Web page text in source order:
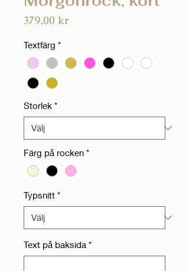
379,00 krPris
Textfärg *
Storlek *
Färg på rocken *
Typsnitt *
Text på baksida *